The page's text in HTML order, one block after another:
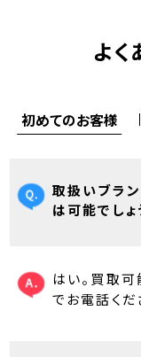
よ
初めてのお客様
取扱いブラ
は可能でしょ
はい。買取
でお電話くだ